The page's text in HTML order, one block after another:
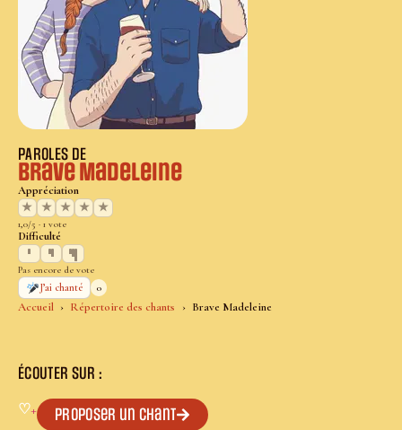
Accueil Répertoire des chants Brave Madeleine
PAROLES DE
Brave Madeleine
Appréciation
★
★ ★ ★ ★
1,0/5 · 1 vote
Difficulté
Pas encore de vote
J’ai chanté
0
ÉCOUTER SUR :
♡+ Proposer un chant